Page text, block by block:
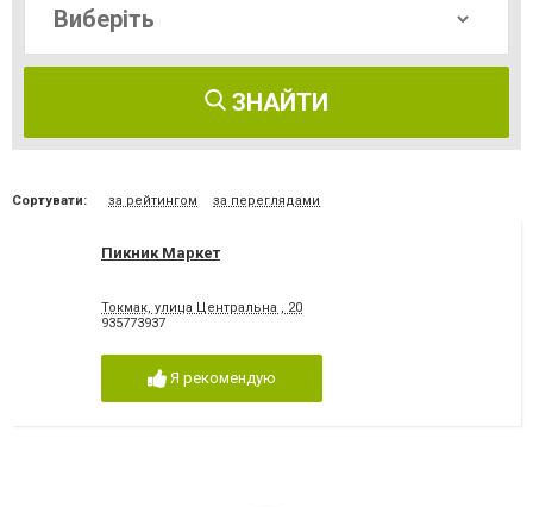
ЗНАЙТИ
Сортувати: за рейтингом за переглядами
Пикник Маркет
Токмак, улица Центральна , 20
935773937
Я рекомендую